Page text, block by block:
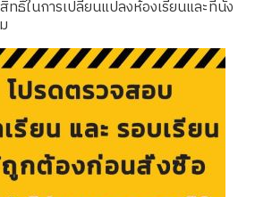
ทธิ์ในการเปลี่ยนแปลงห้องเรียนและที่นั่ง